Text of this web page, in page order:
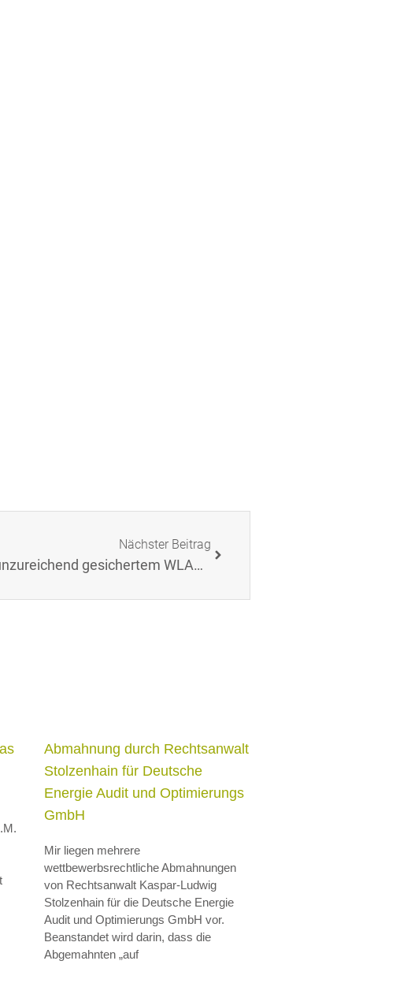
Nächster Beitrag
BGH: Kein Schadensersatz bei unzureichend gesichertem WLAN und nur Pflicht zu Erstattung von € 100,00 Abmahnkosten (Filesharing, Tauschbörsen)
Abmahnung durch Rechtsanwalt
Stolzenhain für Deutsche
Energie Audit und Optimierungs
GmbH
Mir liegen mehrere
wettbewerbsrechtliche Abmahnungen
von Rechtsanwalt Kaspar-Ludwig
Stolzenhain für die Deutsche Energie
Audit und Optimierungs GmbH vor.
Beanstandet wird darin, dass die
Abgemahnten „auf